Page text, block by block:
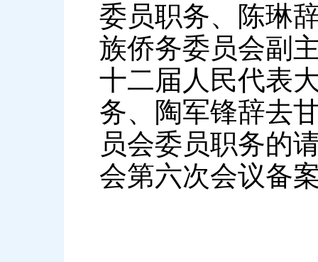
委员职务、陈琳
族侨务委员会副
十二届人民代表
务、陶军锋辞去
员会委员职务的
会第六次会议备